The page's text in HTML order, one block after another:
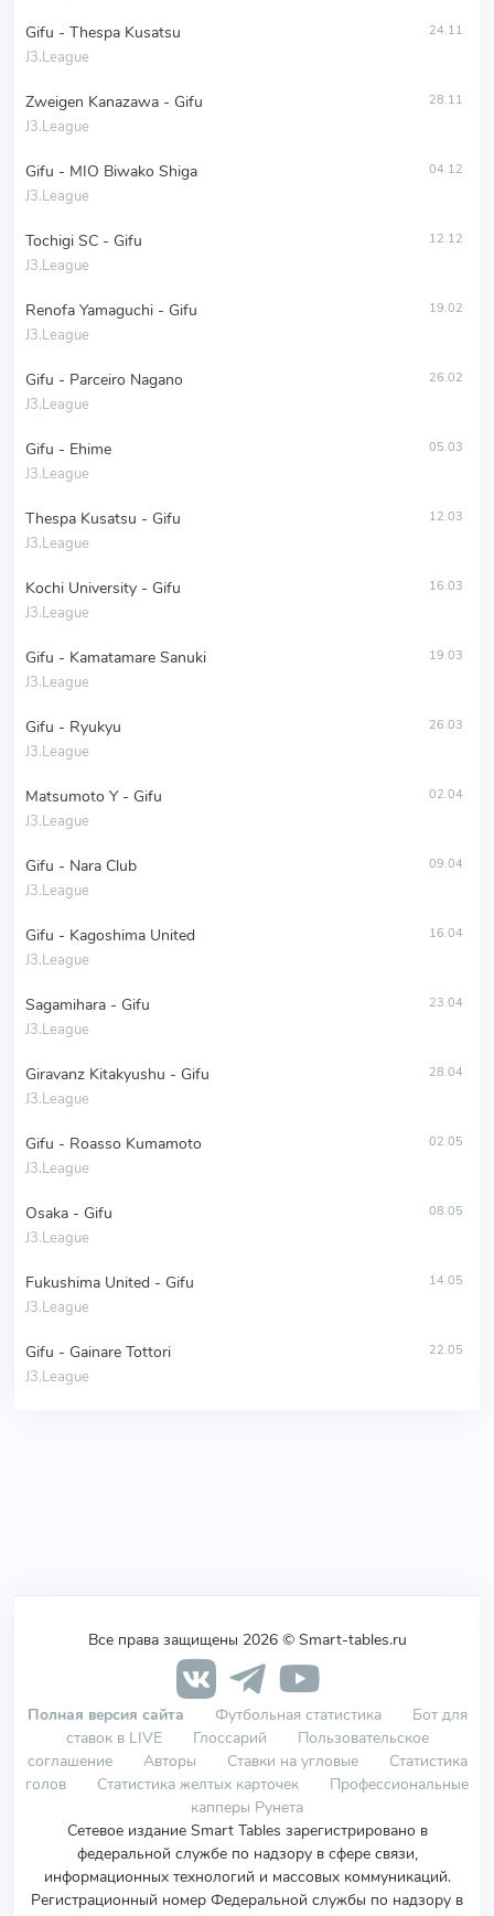
Gifu - Thespa Kusatsu
J3.League
24.11
Zweigen Kanazawa - Gifu
J3.League
28.11
Gifu - MIO Biwako Shiga
J3.League
04.12
Tochigi SC - Gifu
J3.League
12.12
Renofa Yamaguchi - Gifu
J3.League
19.02
Gifu - Parceiro Nagano
J3.League
26.02
Gifu - Ehime
J3.League
05.03
Thespa Kusatsu - Gifu
J3.League
12.03
Kochi University - Gifu
J3.League
16.03
Gifu - Kamatamare Sanuki
J3.League
19.03
Gifu - Ryukyu
J3.League
26.03
Matsumoto Y - Gifu
J3.League
02.04
Gifu - Nara Club
J3.League
09.04
Gifu - Kagoshima United
J3.League
16.04
Sagamihara - Gifu
J3.League
23.04
Giravanz Kitakyushu - Gifu
J3.League
28.04
Gifu - Roasso Kumamoto
J3.League
02.05
Osaka - Gifu
J3.League
08.05
Fukushima United - Gifu
J3.League
14.05
Gifu - Gainare Tottori
J3.League
22.05
Все права защищены 2026 © Smart-tables.ru
Полная версия сайта Футбольная статистика
Бот для
ставок в LIVE
Глоссарий
Пользовательское
соглашение
Авторы Ставки на угловые
Статистика
голов
Статистика желтых карточек
Профессиональные
капперы Рунета
Сетевое издание Smart Tables зарегистрировано в
федеральной службе по надзору в сфере связи,
информационных технологий и массовых коммуникаций.
Регистрационный номер Федеральной службы по надзору в